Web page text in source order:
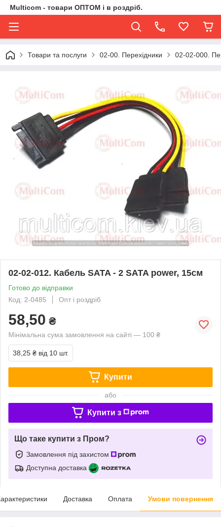
Multicom - товари ОПТОМ і в роздріб.
Товари та послуги 02-00. Перехідники 02-02-000.
02-02-012. Кабель SATA - 2 SATA power, 15см
Готово до відправки
Код: 2-0485
Опт і роздріб
58,50 ₴
Мінімальна сума замовлення на сайті — 100 ₴
38,25 ₴ від 10 шт.
Купити
або
Купити з
Що таке купити з Пром?
Замовлення під захистом
Доступна доставка
Доставка Оплата Умови повернення